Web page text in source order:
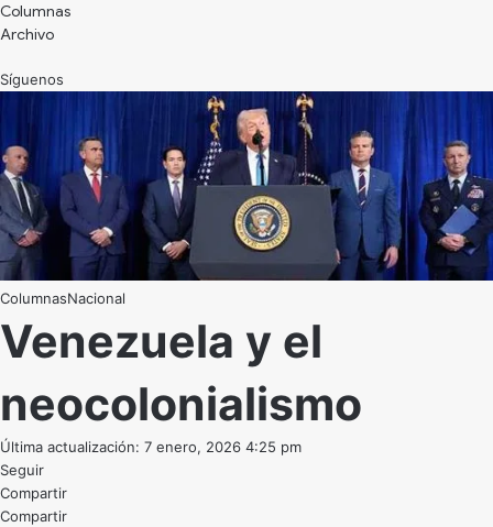
Archivo
Síguenos
Nacional
Venezuela y el
neocolonialismo
Última actualización: 7 enero, 2026 4:25 pm
Seguir
Compartir
Compartir